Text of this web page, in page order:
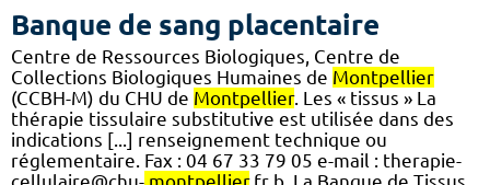
Banque de sang placentaire
Centre de Ressources Biologiques, Centre de
Collections Biologiques Humaines de Montpellier
(CCBH-M) du CHU de Montpellier. Les « tissus » La
thérapie tissulaire substitutive est utilisée dans des
indications [...] renseignement technique ou
réglementaire. Fax : 04 67 33 79 05 e-mail : therapie-